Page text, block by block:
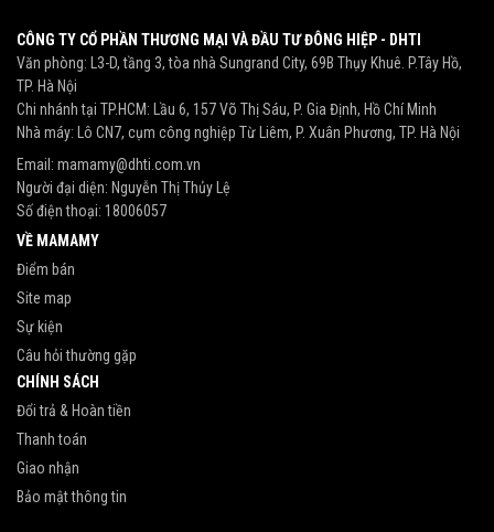
CÔNG TY CỔ PHẦN THƯƠNG MẠI VÀ ĐẦU TƯ ĐÔNG HIỆP - DHTI
Văn phòng: L3-D, tầng 3, tòa nhà Sungrand City, 69B Thụy Khuê. P.Tây Hồ,
TP. Hà Nội
Chi nhánh tại TP.HCM: Lầu 6, 157 Võ Thị Sáu, P. Gia Định, Hồ Chí Minh
Nhà máy: Lô CN7, cụm công nghiệp Từ Liêm, P. Xuân Phương, TP. Hà Nội
Email: mamamy@dhti.com.vn
Người đại diện: Nguyễn Thị Thủy Lệ
Số điện thoại: 18006057
VỀ MAMAMY
Điểm bán
Site map
Sự kiện
Câu hỏi thường gặp
CHÍNH SÁCH
Đổi trả & Hoàn tiền
Thanh toán
Giao nhận
Bảo mật thông tin